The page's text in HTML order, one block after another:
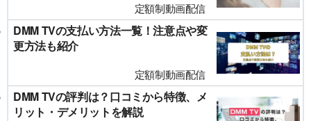
定額制動画配信
DMM TVの支払い方法一覧！注意点や変
更方法も紹介
定額制動画配信
DMM TVの評判は？口コミから特徴、メ
リット・デメリットを解説